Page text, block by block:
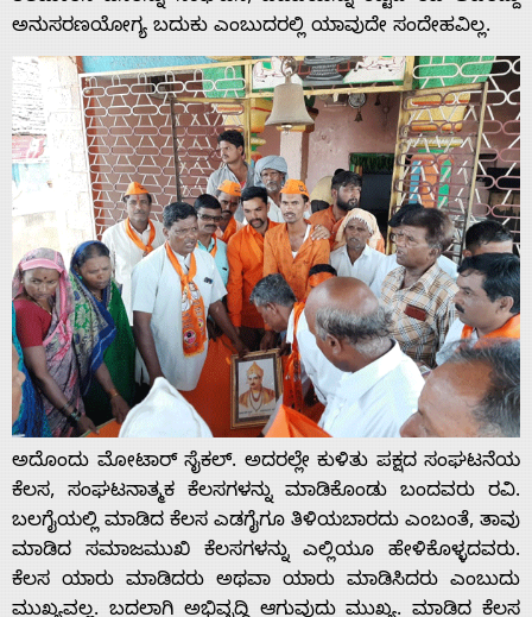
ಅನುಸರಣಯೋಗ್ಯ ಬದುಕು ಎಂಬುದರಲ್ಲಿ ಯಾವುದೇ ಸಂದೇಹವಿಲ್ಲ.
ಅದೊಂದು ಮೋಟಾರ್ ಸೈಕಲ್. ಅದರಲ್ಲೇ ಕುಳಿತು ಪಕ್ಷದ ಸಂಘಟನೆಯ
ಕೆಲಸ, ಸಂಘಟನಾತ್ಮಕ ಕೆಲಸಗಳನ್ನು ಮಾಡಿಕೊಂಡು ಬಂದವರು ರವಿ.
ಬಲಗೈಯಲ್ಲಿ ಮಾಡಿದ ಕೆಲಸ ಎಡಗೈಗೂ ತಿಳಿಯಬಾರದು ಎಂಬಂತೆ, ತಾವು
ಮಾಡಿದ ಸಮಾಜಮುಖಿ ಕೆಲಸಗಳನ್ನು ಎಲ್ಲಿಯೂ ಹೇಳಿಕೊಳ್ಳದವರು.
ಕೆಲಸ ಯಾರು ಮಾಡಿದರು ಅಥವಾ ಯಾರು ಮಾಡಿಸಿದರು ಎಂಬುದು